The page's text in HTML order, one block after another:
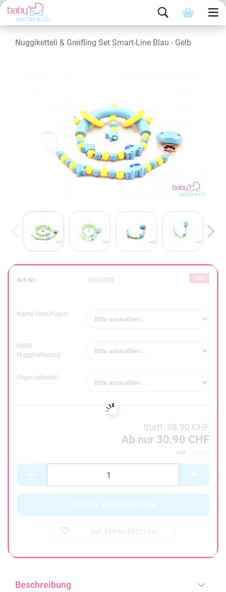
Nuggiketteli & Greifling Set Smart-Line Blau - Gelb
-20%
Art.Nr.: SSL0003
Name hinzufügen:
MAM
Nuggihalterung:
Organzabeutel:
Statt: 38.90 CHF
Ab nur 30.90 CHF
zzgl. Versand
AUF DEN MERKZETTEL
Beschreibung